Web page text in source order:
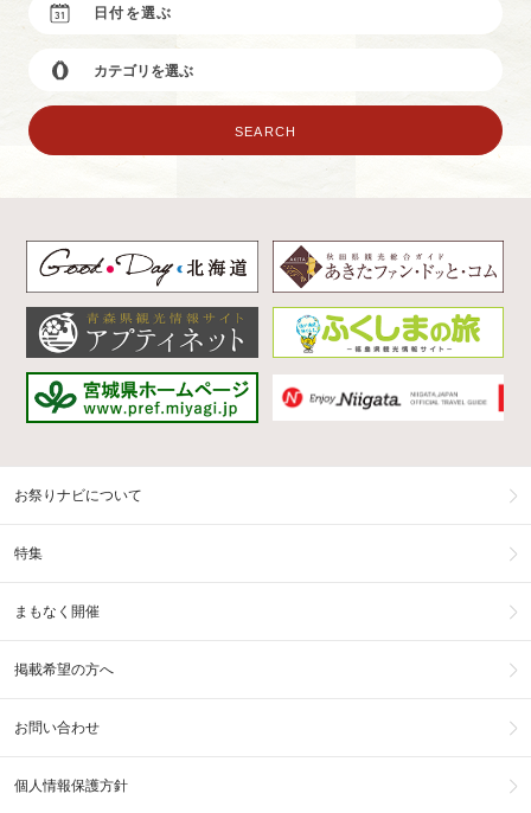
お祭りナビについて
特集
まもなく開催
掲載希望の方へ
お問い合わせ
個人情報保護方針